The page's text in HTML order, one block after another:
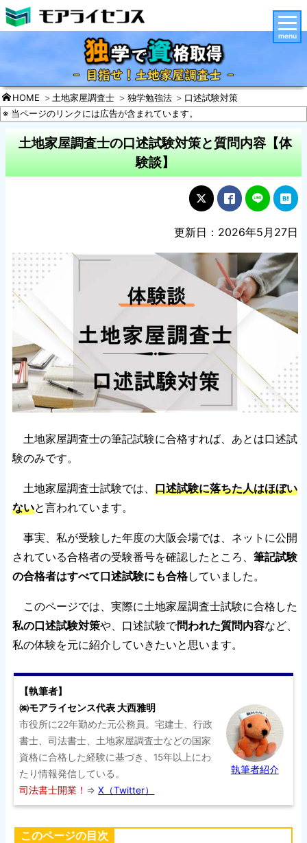
HOME 土地家屋調査士 独学勉強法
口述試験対策
※ 当ページのリンクには広告が含まれています。
土地家屋調査士の口述試験対策と質問内容【体
験談】
更新日：2026年5月27日
土地家屋調査士の筆記試験に合格すれば、あとは口述試
験のみです。
土地家屋調査士試験では、 口述試験に落ちた人はほぼい
ないと言われています。
事実、私が受験した年度の大阪会場では、ネットに公開
されている合格者の受験番号を確認したところ、 筆記試験
の合格者はすべて口述試験にも合格していました。
このページでは、実際に土地家屋調査士試験に合格した
私の口述試験対策や、口述試験で問われた質問内容など、
私の体験を元に紹介していきたいと思います。
【執筆者】
㈱モアライセンス代表 大西雅明
市役所に22年勤めた元公務員。宅建士、行政
書士、司法書士、土地家屋調査士などの国家
資格に合格した経験に基づき、15年以上にわ
たり情報発信している。
司法書士開業！ ⇒X（Twitter）
執筆者紹介
このページの目次
menu